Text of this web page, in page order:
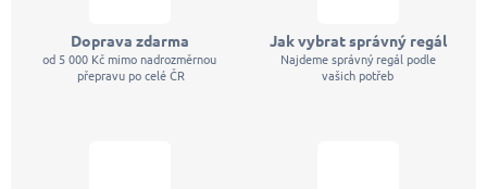
Doprava zdarma
od 5 000 Kč mimo nadrozměrnou
přepravu po celé ČR
Jak vybrat správný regál
Najdeme správný regál podle
vašich potřeb